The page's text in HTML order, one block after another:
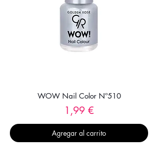
WOW Nail Color Nº510
Precio
1,99 €
Agregar al carrito